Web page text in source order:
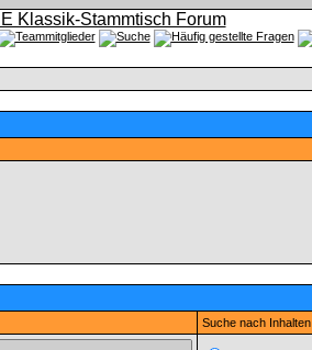
Suche nach Inhalten